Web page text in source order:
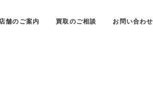
舗のご案内 買取のご相談 お問い合わせ